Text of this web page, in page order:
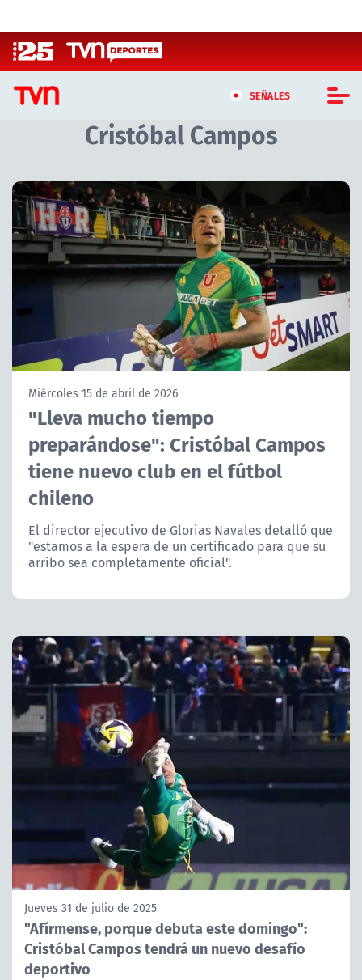
SEÑALES
CASTING MASTERCHEF CHILE
CASTING TVN VERTICAL
TVN VERTICAL
TVN PLAY
TELESERIES
ACTUALIDAD Y TENDENCIAS
CORPORATIVO Y TRANSPARENCIA
ÁREA DE PROYECTOS
Cristóbal Campos
Artículos relacionados con Cristóbal Campos
Miércoles 15 de abril de 2026
"Lleva mucho tiempo
preparándose": Cristóbal Campos
tiene nuevo club en el fútbol
chileno
El director ejecutivo de Glorias Navales detalló que
"estamos a la espera de un certificado para que su
arribo sea completamente oficial".
Jueves 31 de julio de 2025
"Afírmense, porque debuta este domingo":
Cristóbal Campos tendrá un nuevo desafío
deportivo